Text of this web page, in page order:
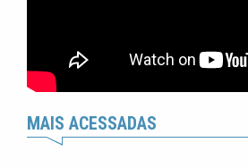
MAIS ACESSADAS